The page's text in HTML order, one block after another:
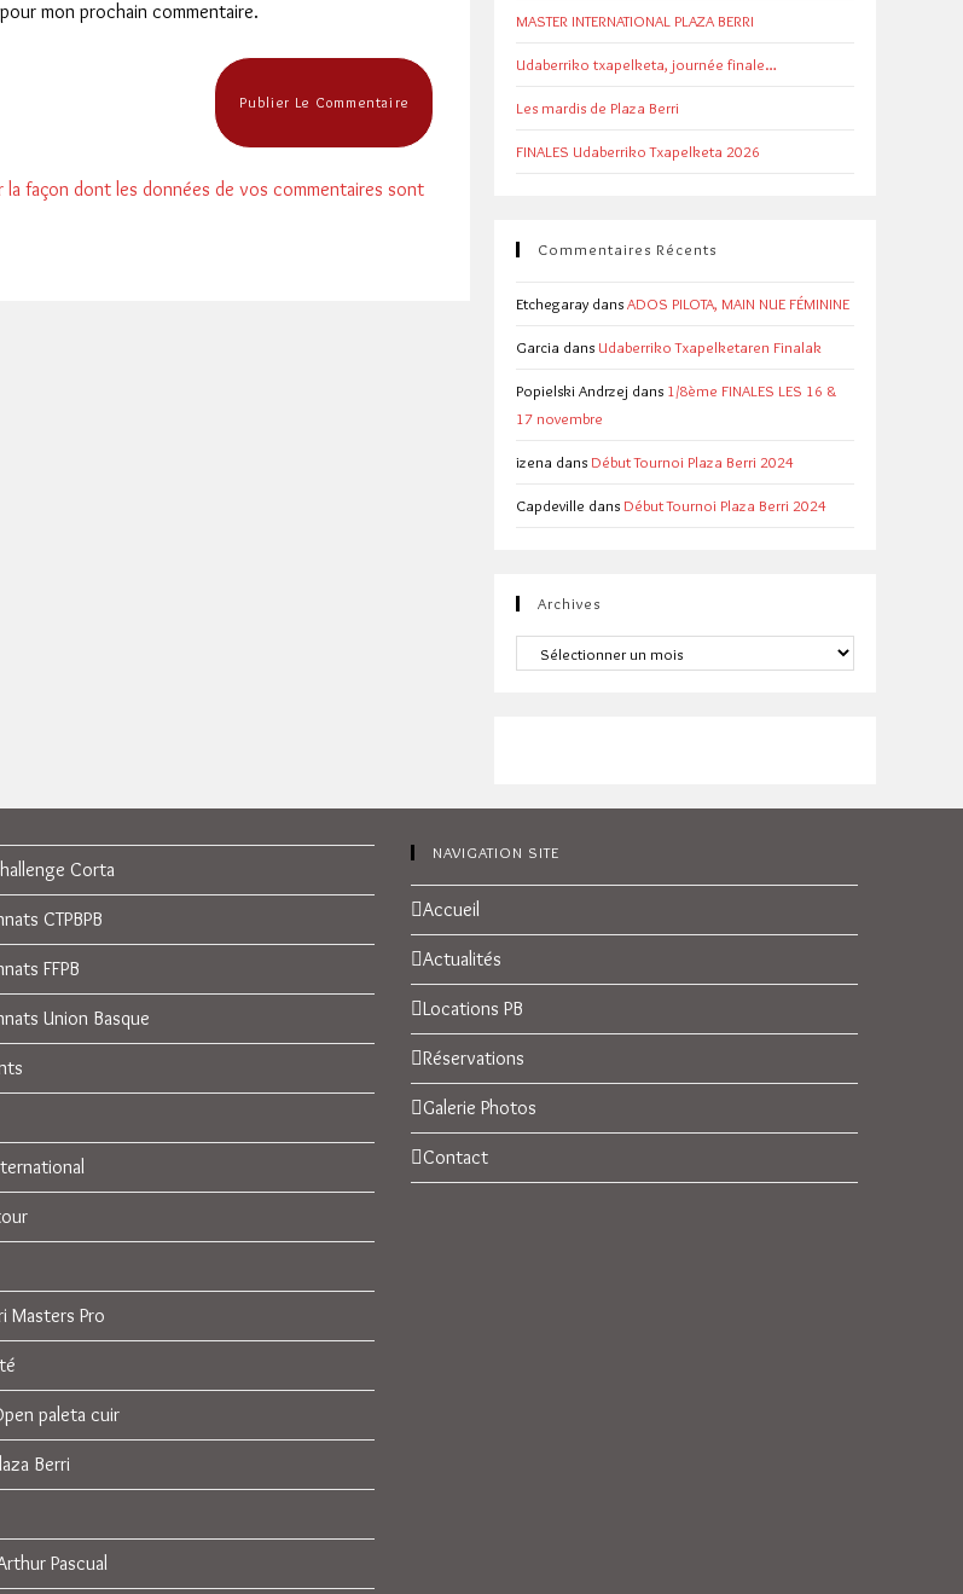
mon prochain commentaire.
la façon dont les données de vos commentaires sont
MASTER INTERNATIONAL PLAZA BERRI
Udaberriko txapelketa, journée finale…
Les mardis de Plaza Berri
FINALES Udaberriko Txapelketa 2026
Commentaires Récents
Etchegaray dansADOS PILOTA, MAIN NUE FÉMININE
Garcia dans Udaberriko Txapelketaren Finalak
Popielski Andrzej dans 1/8ème FINALES LES 16 &
17 novembre
izena dans Début Tournoi Plaza Berri 2024
Capdeville dans Début Tournoi Plaza Berri 2024
Archives
Archives
Corta
CTPBPB
FFPB
Union Basque
Masters Pro
paleta cuir
Berri
Pascual
NAVIGATION SITE
Accueil
Actualités
Locations PB
Réservations
Galerie Photos
Contact